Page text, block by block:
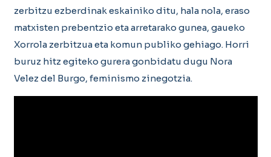
zerbitzu ezberdinak eskainiko ditu, hala nola, eraso
matxisten prebentzio eta arretarako gunea, gaueko
Xorrola zerbitzua eta komun publiko gehiago. Horri
buruz hitz egiteko gurera gonbidatu dugu Nora
Velez del Burgo, feminismo zinegotzia.